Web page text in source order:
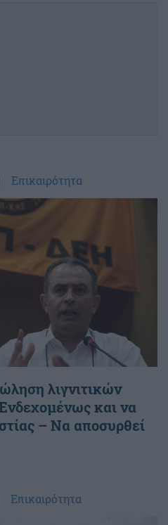
Επικαιρότητα
λιγνιτικών
και να
– Να αποσυρθεί
Επικαιρότητα